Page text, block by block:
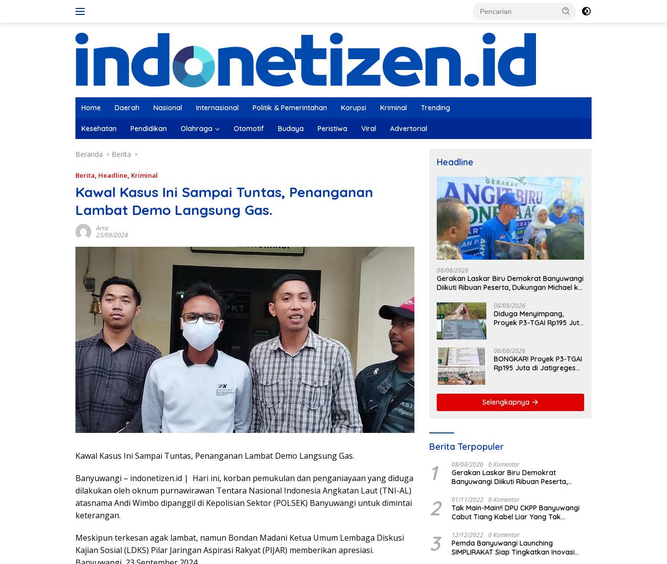
Home Daerah Nasional Internasional Politik & Pemerintahan Korupsi Kriminal Trending
Kesehatan Pendidikan Olahraga Otomotif Budaya Peristiwa Viral Advertorial
Beranda Berita
Berita, Headline, Kriminal
Kawal Kasus Ini Sampai Tuntas, Penanganan
Lambat Demo Langsung Gas.
Arra
23/09/2024
Kawal Kasus Ini Sampai Tuntas, Penanganan Lambat Demo Langsung Gas.
Banyuwangi – indonetizen.id | Hari ini, korban pemukulan dan penganiayaan yang diduga
dilakukan oleh oknum purnawirawan Tentara Nasional Indonesia Angkatan Laut (TNI-AL)
atasnama Andi Wimbo dipanggil di Kepolisian Sektor (POLSEK) Banyuwangi untuk dimintai
keterangan.
Meskipun terkesan agak lambat, namun Bondan Madani Ketua Umum Lembaga Diskusi
Kajian Sosial (LDKS) Pilar Jaringan Aspirasi Rakyat (PIJAR) memberikan apresiasi.
Headline
08/08/2026
Gerakan Laskar Biru Demokrat Banyuwangi
Diikuti Ribuan Peserta, Dukungan Michael ke
08/08/2026
Diduga Menyimpang,
Proyek P3-TGAI Rp195 Juta
Kualifikasi Fisik Meragukan
06/08/2026
BONGKAR! Proyek P3-TGAI
Rp195 Juta di Jatigreges
Adukan Semen Ditiup
Langsung Rontok!
Selengkapnya
Berita Terpopuler
1 08/08/2026 0 Komentar
Gerakan Laskar Biru Demokrat
Banyuwangi Diikuti Ribuan Peserta,
Menguat
2 01/11/2022 0 Komentar
Tak Main-Main!! DPU CKPP Banyuwangi
Cabut Tiang Kabel Liar Yang Tak
3 12/12/2022 0 Komentar
Pemda Banyuwangi Launching
SIMPLIRAKAT Siap Tingkatkan Inovasi